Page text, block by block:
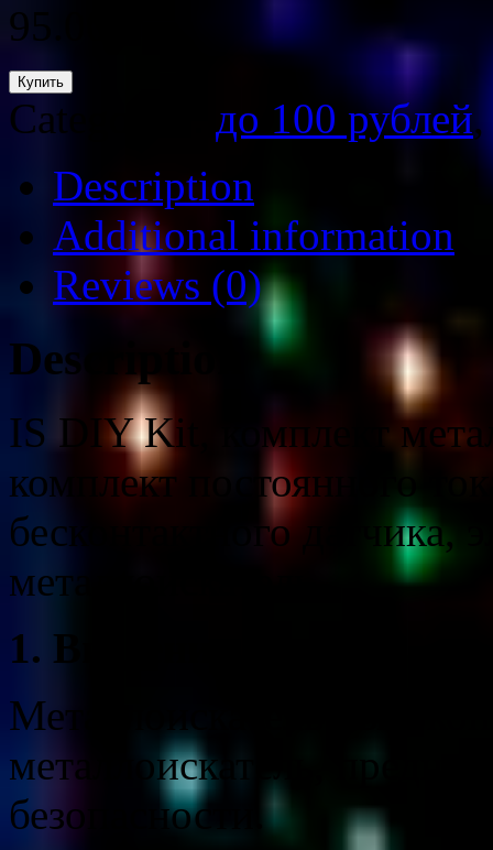
95.00
Купить
Categories: до 100 рублей
Description
Additional information
Reviews (0)
Description
IS DIY Kit, комплект
комплект постоянного
бесконтактного датчика,
металлоискатель
1. Введение
Металлоискатель-
металлоискатель,
безопасности.